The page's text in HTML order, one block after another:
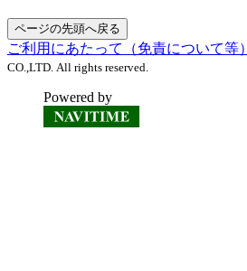
ページの先頭へ戻る
ご利用にあたって（免責について等）
CO.,LTD. All rights reserved.
Powered by